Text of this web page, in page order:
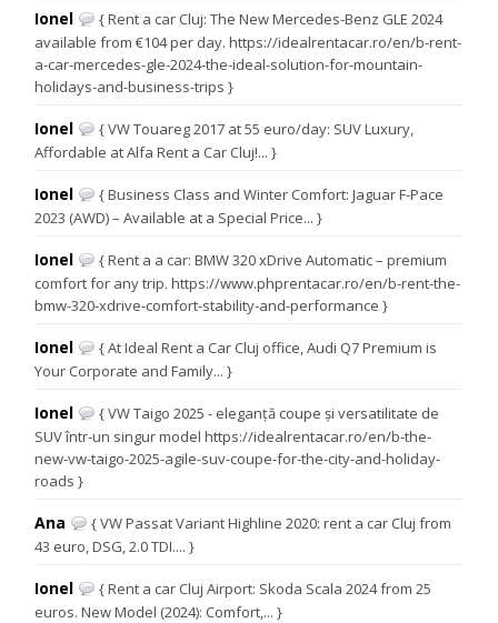
Ionel
{ Rent a car Cluj: The New Mercedes-Benz GLE 2024
available from €104 per day. https://idealrentacar.ro/en/b-rent-
a-car-mercedes-gle-2024-the-ideal-solution-for-mountain-
holidays-and-business-trips }
Ionel
{ VW Touareg 2017 at 55 euro/day: SUV Luxury,
Affordable at Alfa Rent a Car Cluj!... }
Ionel
{ Business Class and Winter Comfort: Jaguar F-Pace
2023 (AWD) – Available at a Special Price... }
Ionel
{ Rent a a car: BMW 320 xDrive Automatic – premium
comfort for any trip. https://www.phprentacar.ro/en/b-rent-the-
bmw-320-xdrive-comfort-stability-and-performance }
Ionel
{ At Ideal Rent a Car Cluj office, Audi Q7 Premium is
Your Corporate and Family... }
Ionel
{ VW Taigo 2025 - eleganță coupe și versatilitate de
SUV într-un singur model https://idealrentacar.ro/en/b-the-
new-vw-taigo-2025-agile-suv-coupe-for-the-city-and-holiday-
roads }
Ana
{ VW Passat Variant Highline 2020: rent a car Cluj from
43 euro, DSG, 2.0 TDI.... }
Ionel
{ Rent a car Cluj Airport: Skoda Scala 2024 from 25
euros. New Model (2024): Comfort,... }